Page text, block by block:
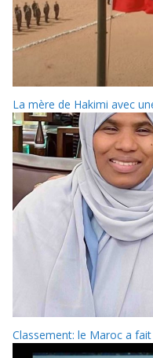
La mère de Hakimi avec
Classement: le Maroc a